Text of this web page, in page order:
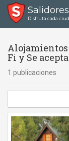
Disfrutá cada
Fi y Se
1 publicaciones